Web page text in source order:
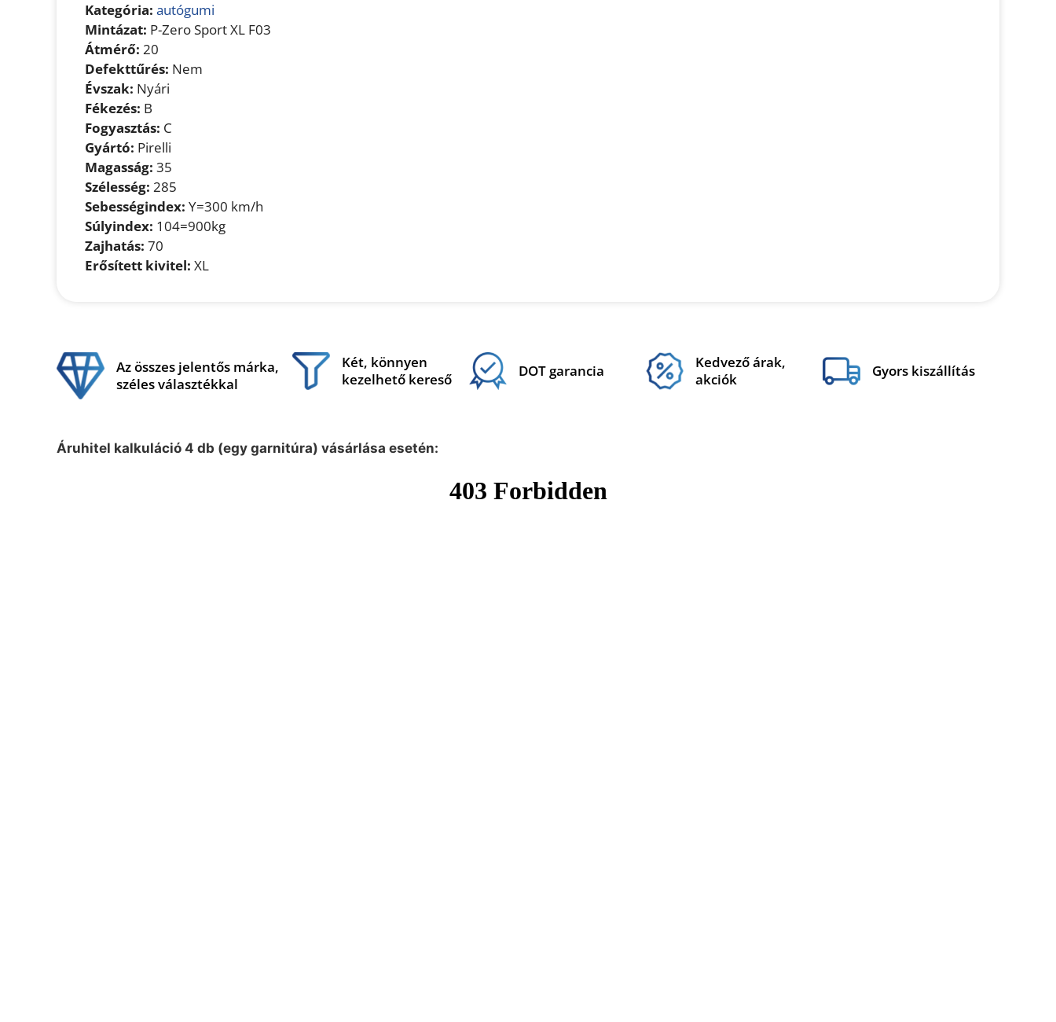
Kategória: autógumi
Mintázat: P-Zero Sport XL F03
Átmérő: 20
Defekttűrés: Nem
Évszak: Nyári
Fékezés: B
Fogyasztás: C
Gyártó: Pirelli
Magasság: 35
Szélesség: 285
Sebességindex: Y=300 km/h
Súlyindex: 104=900kg
Zajhatás: 70
Erősített kivitel: XL
Az összes jelentős márka,
széles választékkal
Két, könnyen
kezelhető kereső
DOT garancia
Kedvező árak,
akciók
Gyors kiszállítás
Áruhitel kalkuláció 4 db (egy garnitúra) vásárlása esetén: